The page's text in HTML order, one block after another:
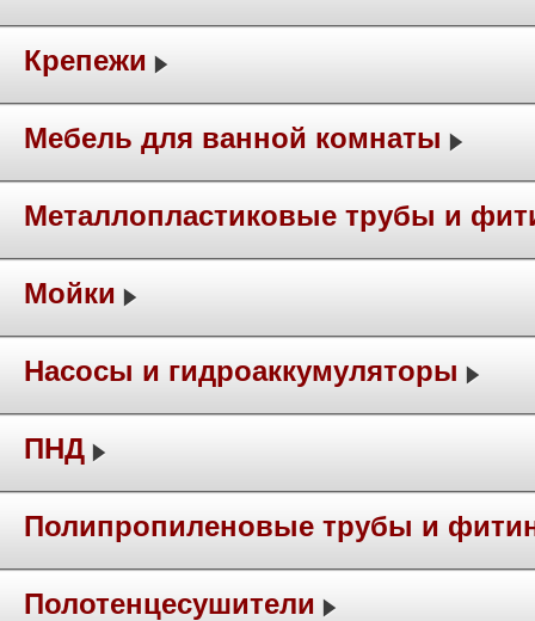
Крепежи
Мебель для ванной комнаты
Металлопластиковые трубы и
Мойки
Насосы и гидроаккумуляторы
ПНД
Полипропиленовые трубы и
Полотенцесушители